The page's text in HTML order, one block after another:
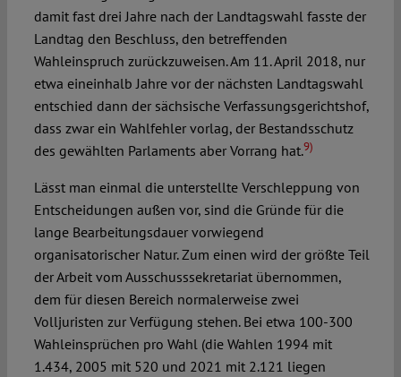
damit fast drei Jahre nach der Landtagswahl fasste der
Landtag den Beschluss, den betreffenden
Wahleinspruch zurückzuweisen. Am 11. April 2018, nur
etwa eineinhalb Jahre vor der nächsten Landtagswahl
entschied dann der sächsische Verfassungsgerichtshof,
dass zwar ein Wahlfehler vorlag, der Bestandsschutz
des gewählten Parlaments aber Vorrang hat.9)
Lässt man einmal die unterstellte Verschleppung von
Entscheidungen außen vor, sind die Gründe für die
lange Bearbeitungsdauer vorwiegend
organisatorischer Natur. Zum einen wird der größte Teil
der Arbeit vom Ausschusssekretariat übernommen,
dem für diesen Bereich normalerweise zwei
Volljuristen zur Verfügung stehen. Bei etwa 100-300
Wahleinsprüchen pro Wahl (die Wahlen 1994 mit
1.434, 2005 mit 520 und 2021 mit 2.121 liegen